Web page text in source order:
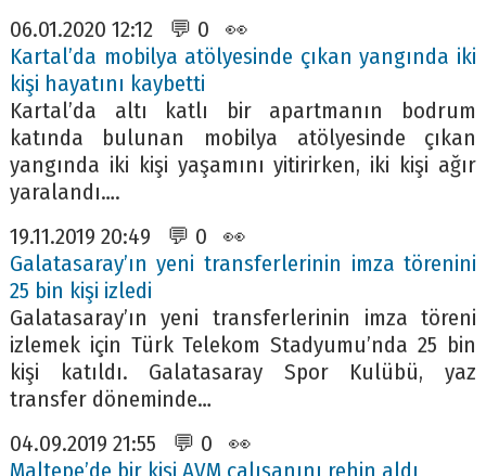
06.01.2020 12:12 💬 0 👀
Kartal’da mobilya atölyesinde çıkan yangında iki
kişi hayatını kaybetti
Kartal’da altı katlı bir apartmanın bodrum
katında bulunan mobilya atölyesinde çıkan
yangında iki kişi yaşamını yitirirken, iki kişi ağır
yaralandı….
19.11.2019 20:49 💬 0 👀
Galatasaray’ın yeni transferlerinin imza törenini
25 bin kişi izledi
Galatasaray’ın yeni transferlerinin imza töreni
izlemek için Türk Telekom Stadyumu’nda 25 bin
kişi katıldı. Galatasaray Spor Kulübü, yaz
transfer döneminde…
04.09.2019 21:55 💬 0 👀